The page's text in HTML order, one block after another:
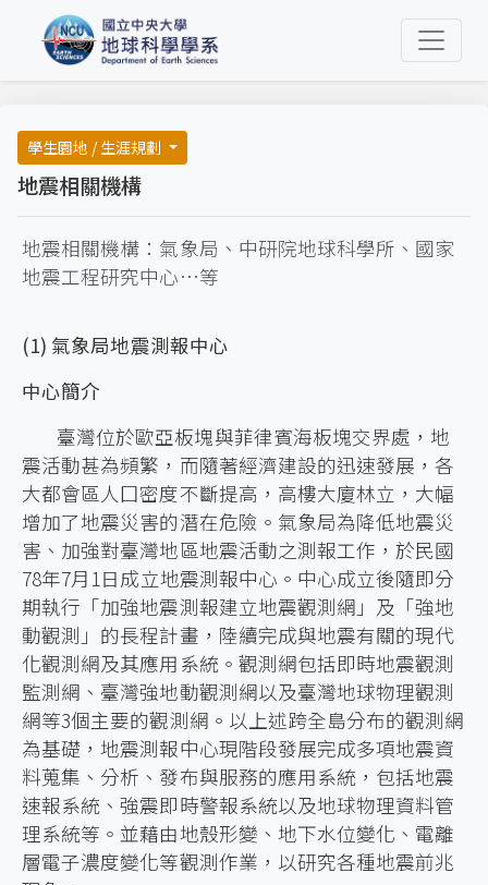
學生園地 / 生涯規劃
地震相關機構
地震相關機構：氣象局、中研院地球科學所、國家
地震工程研究中心…等
(1) 氣象局地震測報中心
中心簡介
臺灣位於歐亞板塊與菲律賓海板塊交界處，地
震活動甚為頻繁，而隨著經濟建設的迅速發展，各
大都會區人囗密度不斷提高，高樓大廈林立，大幅
增加了地震災害的潛在危險。氣象局為降低地震災
害、加強對臺灣地區地震活動之測報工作，於民國
78年7月1日成立地震測報中心。中心成立後隨即分
期執行「加強地震測報建立地震觀測網」及「強地
動觀測」的長程計畫，陸續完成與地震有關的現代
化觀測網及其應用系統。觀測網包括即時地震觀測
監測網、臺灣強地動觀測網以及臺灣地球物理觀測
網等3個主要的觀測網。以上述跨全島分布的觀測網
為基礎，地震測報中心現階段發展完成多項地震資
料蒐集、分析、發布與服務的應用系統，包括地震
速報系統、強震即時警報系統以及地球物理資料管
理系統等。並藉由地殼形變、地下水位變化、電離
層電子濃度變化等觀測作業，以研究各種地震前兆